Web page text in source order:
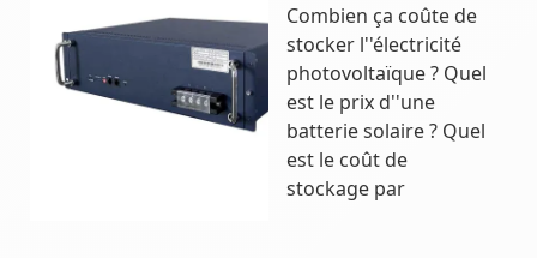
Combien ça coûte de
stocker l''électricité
photovoltaïque ? Quel
est le prix d''une
batterie solaire ? Quel
est le coût de
stockage par